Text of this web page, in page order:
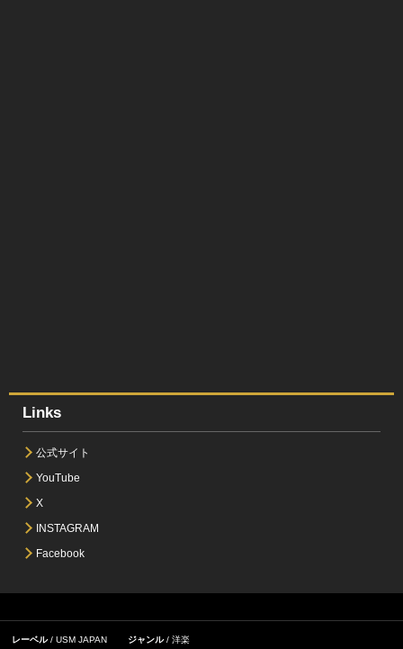
Links
公式サイト
YouTube
X
INSTAGRAM
Facebook
レーベル USM JAPAN ジャンル 洋楽